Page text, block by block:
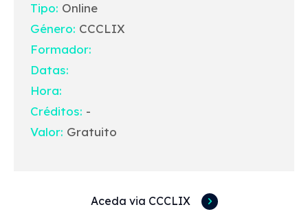
Tipo: Online
Género: CCCLIX
Formador:
Datas:
Hora:
Créditos: -
Valor: Gratuito
Aceda via CCCLIX